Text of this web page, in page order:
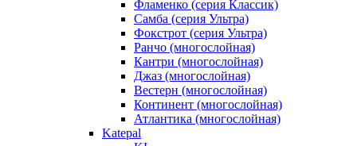
Фламенко (серия Классик)
Самба (серия Ультра)
Фокстрот (серия Ультра)
Ранчо (многослойная)
Кантри (многослойная)
Джаз (многослойная)
Вестерн (многослойная)
Континент (многослойная)
Атлантика (многослойная)
Katepal